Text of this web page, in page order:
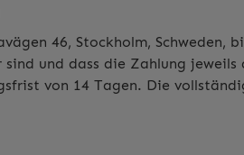
46, Stockholm,
sind und dass die Zahlung
von 14 Tagen. Die